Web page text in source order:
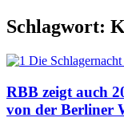
Schlagwort:
RBB zeigt auch
von der Berliner